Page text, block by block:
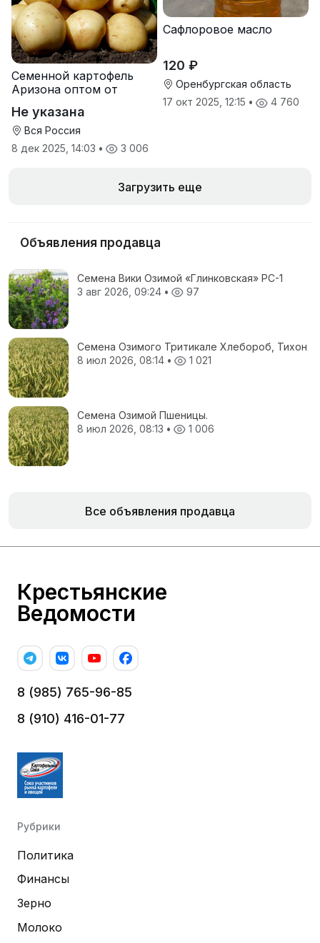
Семенной картофель
Аризона оптом от
Не указана
Вся Россия
8 дек 2025, 14:03 • 3 006
Сафлоровое масло
120 ₽
Оренбургская область
17 окт 2025, 12:15 • 4 760
Загрузить еще
Объявления продавца
Семена Вики Озимой «Глинковская» РС-1
3 авг 2026, 09:24 • 97
Семена Озимого Тритикале Хлебороб, Тихон
8 июл 2026, 08:14 • 1 021
Семена Озимой Пшеницы.
8 июл 2026, 08:13 • 1 006
Все объявления продавца
Крестьянские
Ведомости
8 (985) 765-96-85
8 (910) 416-01-77
Рубрики
Политика
Финансы
Зерно
Молоко